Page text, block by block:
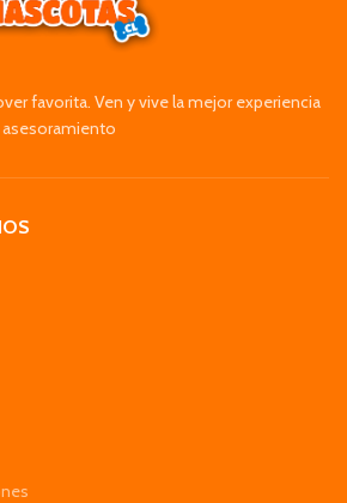
favorita. Ven y vive la mejor experiencia